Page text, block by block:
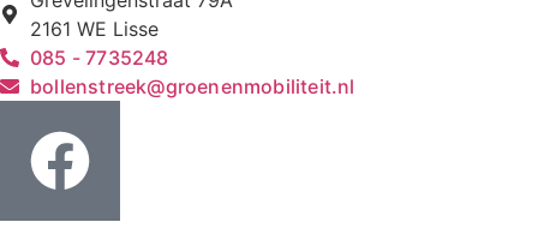
2161 WE Lisse
085 - 7735248
bollenstreek@groenenmobiliteit.nl